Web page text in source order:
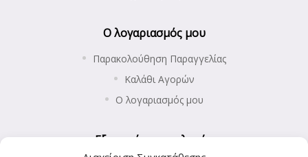
Ο λογαριασμός μου
Παρακολούθηση Παραγγελίας
Καλάθι Αγορών
Ο λογαριασμός μου
Εξυπηρέτηση πελατών